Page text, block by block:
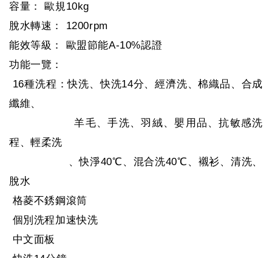
容量： 歐規10kg
脫水轉速： 1200rpm
能效等級： 歐盟節能A-10%認證
功能一覽：
16種洗程：快洗、快洗14分、經濟洗、棉織品、合成
纖維、
羊毛、手洗、羽絨、嬰用品、抗敏感洗
程、輕柔洗
、快淨40℃、混合洗40℃、襯衫、清洗、
脫水
格菱不銹鋼滾筒
個別洗程加速快洗
中文面板